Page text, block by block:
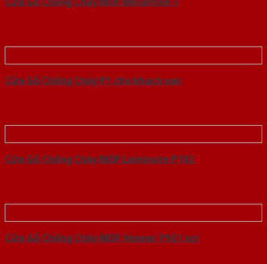
Cửa Gỗ Chống Cháy P1 cho khach san
Cửa Gỗ Chống Cháy MDF Laminate P1R2
Cửa Gỗ Chống Cháy MDF Veneer P1G1 soi